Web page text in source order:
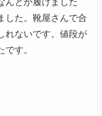
んとか履けました
した。靴屋さんで合
れないです。値段が
す。